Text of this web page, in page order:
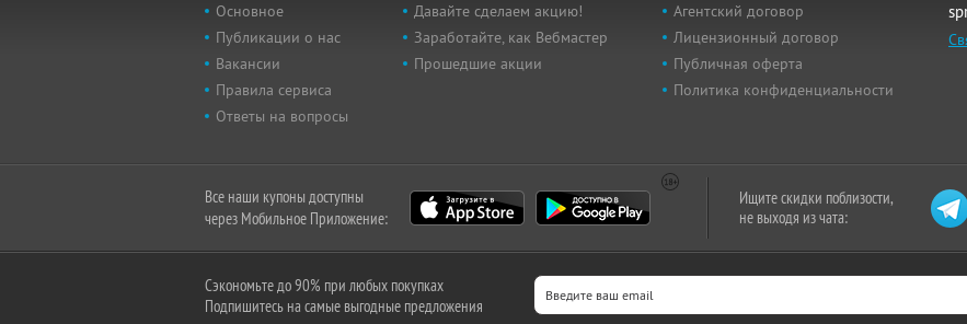
Основное
Публикации о нас
Вакансии
Правила сервиса
Ответы на вопросы
Давайте сделаем акцию!
Заработайте, как Вебмастер
Прошедшие акции
Агентский договор
Лицензионный договор
Публичная оферта
Политика конфиденциальности
Все наши купоны доступны
через Мобильное Приложение:
Ищите скидки поблизости,
не выходя из чата:
Сэкономьте до 90% при любых покупках
Подпишитесь на самые выгодные предложения